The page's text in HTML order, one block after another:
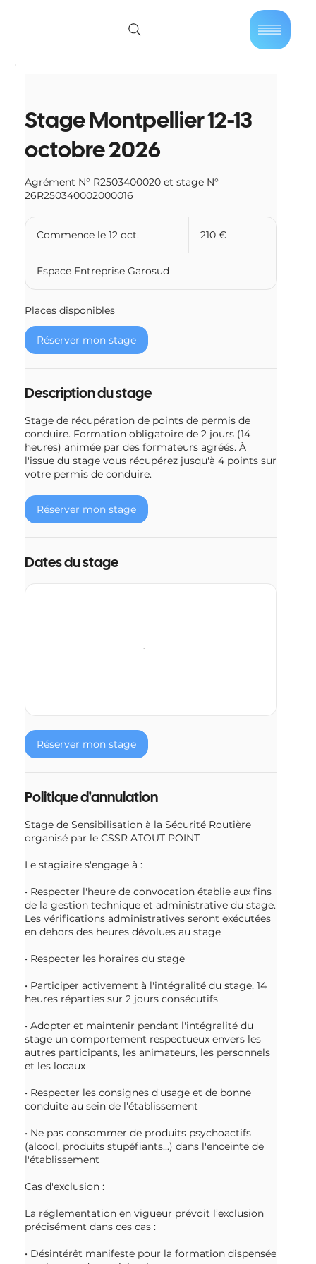
Stage Montpellier 12-13
octobre 2026
Agrément N° R2503400020 et stage N°
26R250340002000016
Commence le 12 oct.
m
e
e
o
t
.
210 €
Espace Entreprise Garosud
Places disponibles
Réserver mon stage
Description du stage
Stage de récupération de points de permis de
conduire. Formation obligatoire de 2 jours (14
heures) animée par des formateurs agréés. À
l'issue du stage vous récupérez jusqu'à 4 points sur
votre permis de conduire.
Réserver mon stage
Dates du stage
Réserver mon stage
Politique d'annulation
Stage de Sensibilisation à la Sécurité Routière
organisé par le CSSR ATOUT POINT
Le stagiaire s'engage à :
• Respecter l'heure de convocation établie aux fins
de la gestion technique et administrative du stage.
Les vérifications administratives seront exécutées
en dehors des heures dévolues au stage
• Respecter les horaires du stage
• Participer activement à l'intégralité du stage, 14
heures réparties sur 2 jours consécutifs
• Adopter et maintenir pendant l'intégralité du
stage un comportement respectueux envers les
autres participants, les animateurs, les personnels
et les locaux
• Respecter les consignes d'usage et de bonne
conduite au sein de l'établissement
• Ne pas consommer de produits psychoactifs
(alcool, produits stupéfiants...) dans l'enceinte de
l'établissement
Cas d'exclusion :
La réglementation en vigueur prévoit l’exclusion
précisément dans ces cas :
• Désintérêt manifeste pour la formation dispensée